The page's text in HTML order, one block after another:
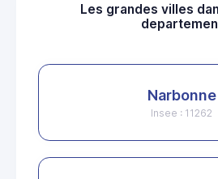
Les grandes villes
Narbonne
Insee : 11262